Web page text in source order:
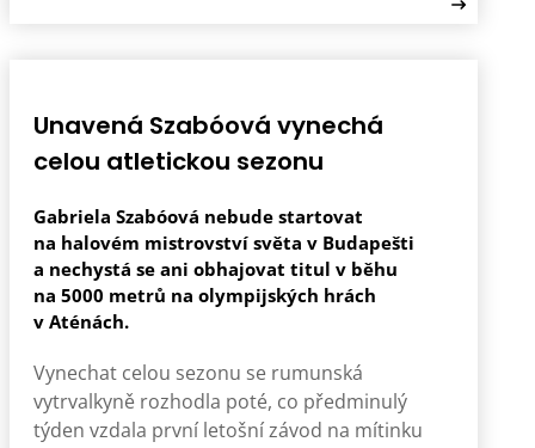
Unavená Szabóová vynechá
celou atletickou sezonu
Gabriela Szabóová nebude startovat
na halovém mistrovství světa v Budapešti
a nechystá se ani obhajovat titul v běhu
na 5000 metrů na olympijských hrách
v Aténách.
Vynechat celou sezonu se rumunská
vytrvalkyně rozhodla poté, co předminulý
týden vzdala první letošní závod na mítinku